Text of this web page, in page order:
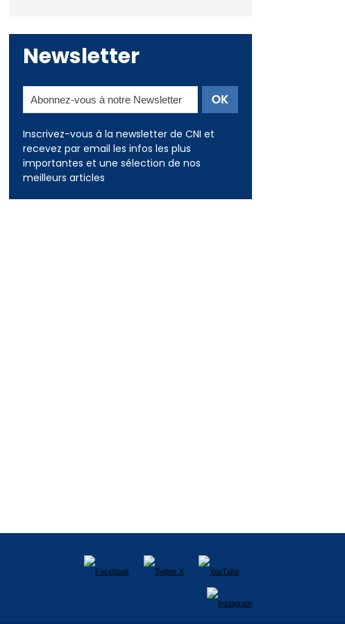
Newsletter
Inscrivez-vous à la newsletter de CNI et
recevez par email les infos les plus
importantes et une sélection de nos
meilleurs articles